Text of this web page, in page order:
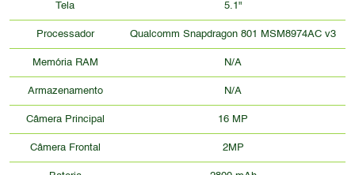
Tela 5.1"
Processador Qualcomm Snapdragon 801 MSM8974AC v3
Memória RAM N/A
Armazenamento N/A
Câmera Principal 16 MP
Câmera Frontal 2MP